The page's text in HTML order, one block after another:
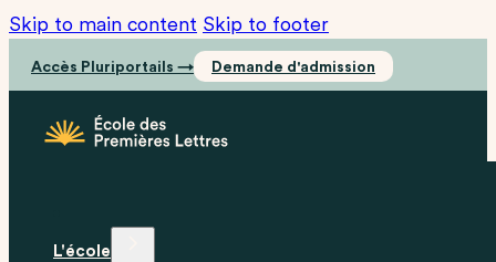
Skip to main content Skip to footer
Accès Pluriportails → Demande d'admission
L'école